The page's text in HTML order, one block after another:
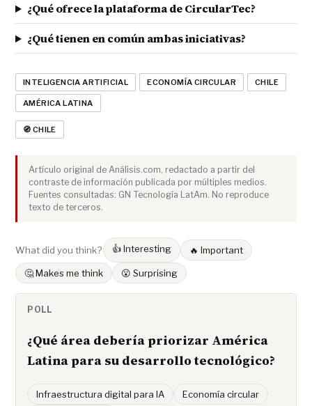
¿Qué ofrece la plataforma de CircularTec?
¿Qué tienen en común ambas iniciativas?
INTELIGENCIA ARTIFICIAL ECONOMÍA CIRCULAR CHILE
AMÉRICA LATINA
🧭 CHILE
Artículo original de Análisis.com, redactado a partir del
contraste de información publicada por múltiples medios.
Fuentes consultadas: GN Tecnología LatAm. No reproduce
texto de terceros.
What did you think? 👍 Interesting 🔥 Important
🤔 Makes me think 😮 Surprising
POLL
¿Qué área debería priorizar América
Latina para su desarrollo tecnológico?
Infraestructura digital para IA
Economía circular